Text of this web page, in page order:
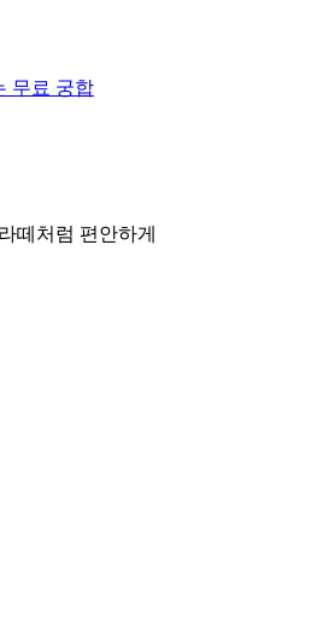
무료 궁합
떼처럼 편안하게